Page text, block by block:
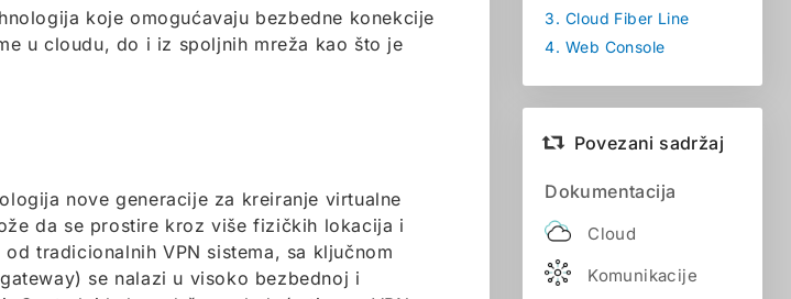
koje omogućavaju bezbedne konekcije
u cloudu, do i iz spoljnih mreža kao što je
nove generacije za kreiranje virtualne
da se prostire kroz više fizičkih lokacija i
tradicionalnih VPN sistema, sa ključnom
se nalazi u visoko bezbednoj i
3. Cloud Fiber Line
4. Web Console
Povezani sadržaj
Dokumentacija
Cloud
Komunikacije